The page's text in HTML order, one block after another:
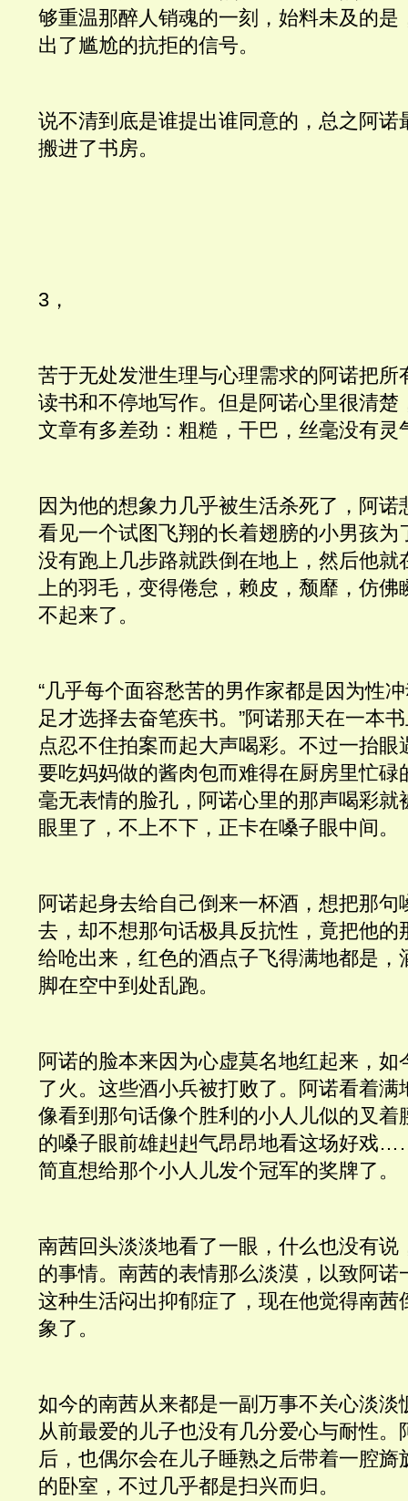
够重温那醉人销魂的一刻，始料未及的是
出了尴尬的抗拒的信号。
说不清到底是谁提出谁同意的，总之阿诺
搬进了书房。
3，
苦于无处发泄生理与心理需求的阿诺把所
读书和不停地写作。但是阿诺心里很清楚
文章有多差劲：粗糙，干巴，丝毫没有灵
因为他的想象力几乎被生活杀死了，阿诺
看见一个试图飞翔的长着翅膀的小男孩为
没有跑上几步路就跌倒在地上，然后他就
上的羽毛，变得倦怠，赖皮，颓靡，仿
不起来了。
“几乎每个面容愁苦的男作家都是因为性
足才选择去奋笔疾书。”阿诺那天在一本
点忍不住拍案而起大声喝彩。不过一抬眼
要吃妈妈做的酱肉包而难得在厨房里忙碌
毫无表情的脸孔，阿诺心里的那声喝彩就
眼里了，不上不下，正卡在嗓子眼中间。
阿诺起身去给自己倒来一杯酒，想把那句
去，却不想那句话极具反抗性，竟把他的
给呛出来，红色的酒点子飞得满地都是，
脚在空中到处乱跑。
阿诺的脸本来因为心虚莫名地红起来，如
了火。这些酒小兵被打败了。阿诺看着满
像看到那句话像个胜利的小人儿似的叉着
的嗓子眼前雄赳赳气昂昂地看这场好戏
简直想给那个小人儿发个冠军的奖牌了。
南茜回头淡淡地看了一眼，什么也没有说
的事情。南茜的表情那么淡漠，以致阿诺
这种生活闷出抑郁症了，现在他觉得南茜
象了。
如今的南茜从来都是一副万事不关心淡淡
从前最爱的儿子也没有几分爱心与耐性。
后，也偶尔会在儿子睡熟之后带着一腔旖
的卧室，不过几乎都是扫兴而归。